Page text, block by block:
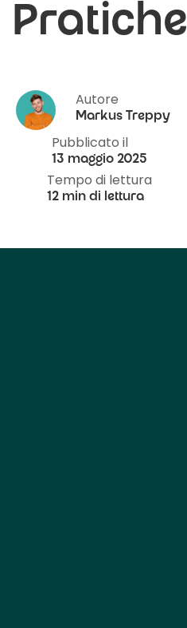
Pratiche
Autore
Markus Treppy
Pubblicato il
13 maggio 2025
Tempo di lettura
12 min di lettura